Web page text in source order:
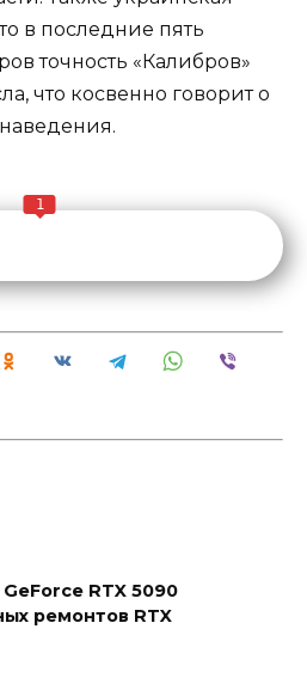
в последние пять
точность «Калибров»
что косвенно говорит о
1
RTX 5090
ремонтов RTX